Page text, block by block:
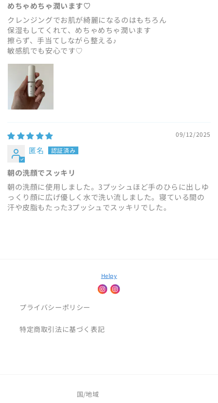
めちゃめちゃ潤います♡
クレンジングでお肌が綺麗になるのはもちろん
保湿もしてくれて、めちゃめちゃ潤います
擦らず、手当てしながら整える♪
敏感肌でも安心です♡
09/12/2025
匿名
朝の洗顔でスッキリ
朝の洗顔に使用しました。3プッシュほど手のひらに出しゆ
っくり顔に広げ優しく水で洗い流しました。寝ている間の
汗や皮脂もたった3プッシュでスッキリでした。
Helpy
プライバシーポリシー
特定商取引法に基づく表記
国/地域